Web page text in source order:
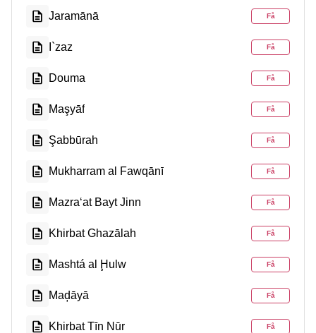
Jaramānā Få
I`zaz Få
Douma Få
Maşyāf Få
Şabbūrah Få
Mukharram al Fawqānī Få
Mazra‘at Bayt Jinn Få
Khirbat Ghazālah Få
Mashtá al Ḩulw Få
Maḑāyā Få
Khirbat Tīn Nūr Få